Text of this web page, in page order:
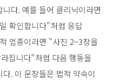
다. 예를 들어 클리닉이라면
확인합니다"처럼 응답
업종이라면 "사진 2~3장을
집니다"처럼 다음 행동을
. 이 문장들은 법적 약속이